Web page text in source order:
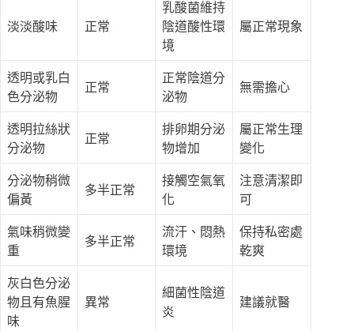
淡淡酸味 正常
乳酸菌維持
陰道酸性環
境
屬正常現象
透明或乳白
色分泌物
正常
正常陰道分
泌物
無需擔心
透明拉絲狀
分泌物
正常
排卵期分泌
物增加
屬正常生理
變化
分泌物稍微
偏黃
多半正常
接觸空氣氧
化
注意清潔即
可
氣味稍微變
重
多半正常
流汗、悶熱
環境
保持私密處
乾爽
灰白色分泌
物且有魚腥
味
異常
細菌性陰道
炎
建議就醫